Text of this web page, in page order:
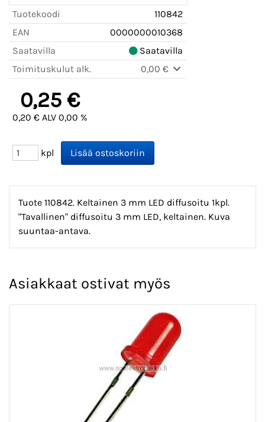
Tuotekoodi
110842
EAN
0000000010368
Saatavilla
Saatavilla
Toimituskulut alk.
0,00 €
0,25 €
0,20 € ALV 0,00 %
kpl
Tuote 110842. Keltainen 3 mm LED diffusoitu 1kpl.
"Tavallinen" diffusoitu 3 mm LED, keltainen. Kuva
suuntaa-antava.
Asiakkaat ostivat myös